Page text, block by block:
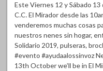
Este Viernes 12 y Sábado
C.C. El Mirador desde las
venderemos muchas cosas
nuestros nenes sin hogar,
Solidario 2019, pulseras,
#evento #ayudaalossinvoz
13th October we’ll be in El